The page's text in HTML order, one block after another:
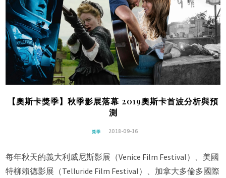
【奧斯卡獎季】秋季影展落幕 2019奧斯卡首波分析與預
測
獎季 2018-09-16
每年秋天的義大利威尼斯影展（Venice Film Festival）、美國
特柳賴德影展（Telluride Film Festival）、加拿大多倫多國際